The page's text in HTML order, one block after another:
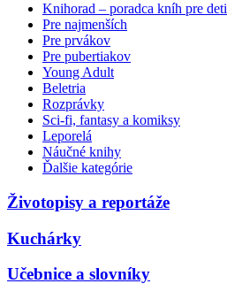
Knihorad – poradca kníh pre deti
Pre najmenších
Pre prvákov
Pre pubertiakov
Young Adult
Beletria
Rozprávky
Sci-fi, fantasy a komiksy
Leporelá
Náučné knihy
Ďalšie kategórie
Životopisy a reportáže
Kuchárky
Učebnice a slovníky